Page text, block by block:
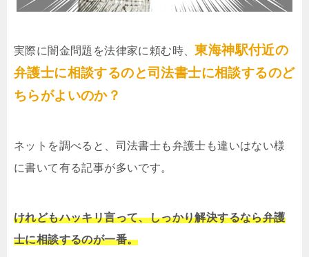
実際に闇金問題を法律家に頼む時、 東海神駅付近の
弁護士に相談するのと司法書士に相談するのど
ちらがよいのか？
ネットを調べると、司法書士も弁護士も違いはない様
に書いて有る記事が多いです。
けれどもハッキリ言って、しっかり解決するなら弁護
士に相談するのが一番。